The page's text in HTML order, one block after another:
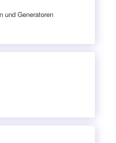
und Generatoren